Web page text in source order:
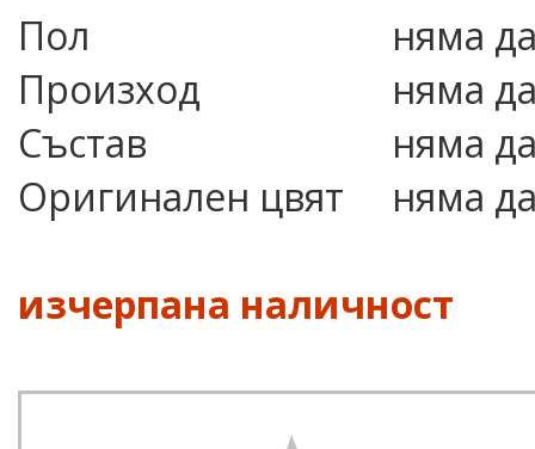
Пол
няма
Произход
няма
Състав
няма
Оригинален цвят
няма
изчерпана наличност